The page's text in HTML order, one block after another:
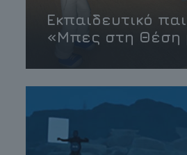
Εκπαιδευτικό
«Μπες στη Θέση